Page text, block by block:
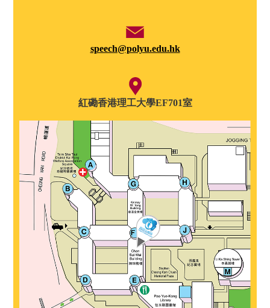
speech@polyu.edu.hk
紅磡香港理工大學EF701室